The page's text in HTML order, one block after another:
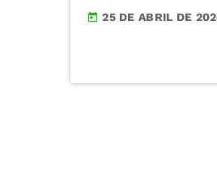
today 25 DE ABRIL DE